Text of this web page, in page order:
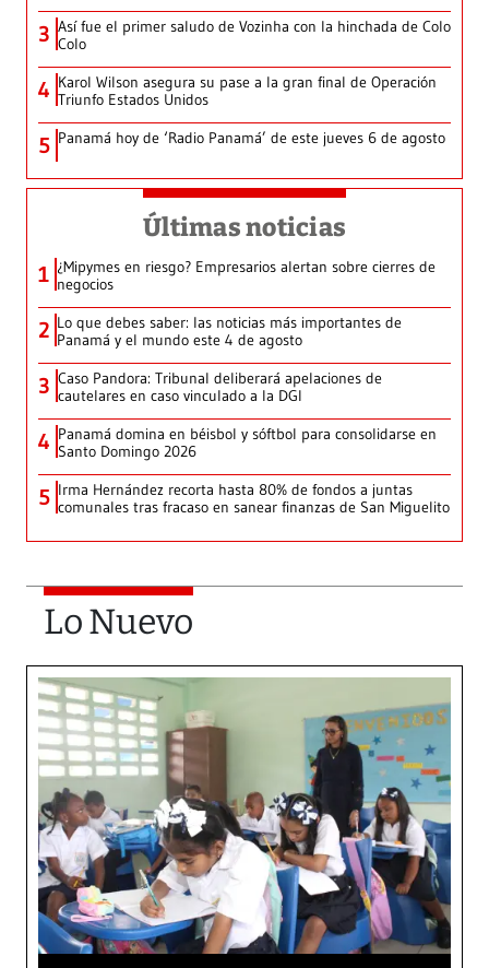
3 Así fue el primer saludo de Vozinha con la hinchada de Colo
Colo
4 Karol Wilson asegura su pase a la gran final de Operación
Triunfo Estados Unidos
5 Panamá hoy de ‘Radio Panamá’ de este jueves 6 de agosto
Últimas noticias
1 ¿Mipymes en riesgo? Empresarios alertan sobre cierres de
negocios
2 Lo que debes saber: las noticias más importantes de
Panamá y el mundo este 4 de agosto
3 Caso Pandora: Tribunal deliberará apelaciones de
cautelares en caso vinculado a la DGI
4 Panamá domina en béisbol y sóftbol para consolidarse en
Santo Domingo 2026
5 Irma Hernández recorta hasta 80% de fondos a juntas
comunales tras fracaso en sanear finanzas de San Miguelito
Lo Nuevo